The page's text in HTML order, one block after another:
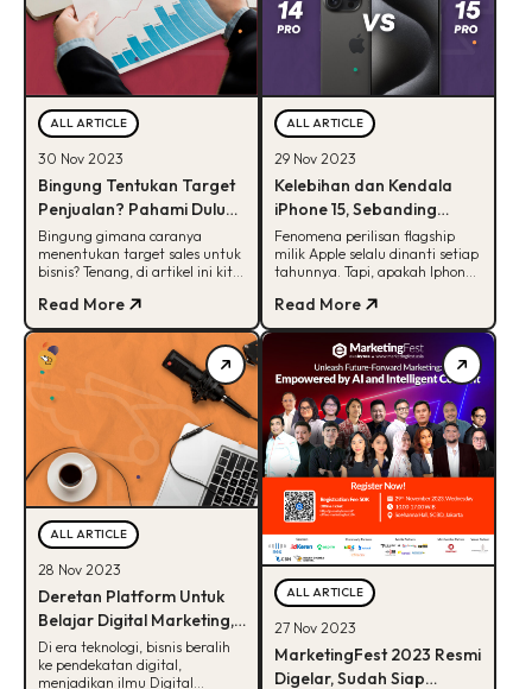
ALL ARTICLE
30 Nov 2023
Bingung Tentukan Target
Penjualan? Pahami Dulu
Metode-nya!
Bingung gimana caranya
menentukan target sales untuk
bisnis? Tenang, di artikel ini kita
dengan metode SMART.
Read More
ALL ARTICLE
29 Nov 2023
Kelebihan dan Kendala
iPhone 15, Sebanding
dengan Harganya?
Fenomena perilisan flagship
milik Apple selalu dinanti setiap
tahunnya. Tapi, apakah Iphone
disini!
Read More
ALL ARTICLE
28 Nov 2023
Deretan Platform Untuk
Belajar Digital Marketing,
Mana Favoritmu?
Di era teknologi, bisnis beralih
ke pendekatan digital,
menjadikan ilmu Digital
ALL ARTICLE
27 Nov 2023
MarketingFest 2023 Resmi
Digelar, Sudah Siap